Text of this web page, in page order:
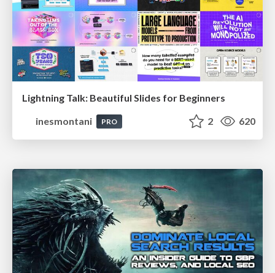
Lightning Talk: Beautiful Slides for Beginners
inesmontani
PRO 2 620